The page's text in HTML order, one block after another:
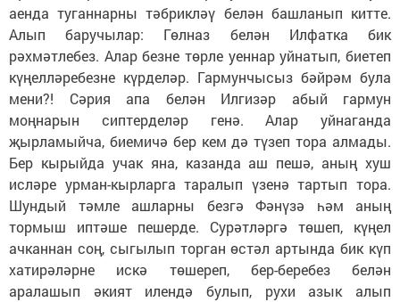
аенда туганнарны тәбрикләү белән башланып китте.
Алып баручылар: Гөлназ белән Илфатка бик
рәхмәтлебез. Алар безне төрле уеннар уйнатып, биетеп
күңелләребезне күрделәр. Гармунчысыз бәйрәм була
мени?! Сәрия апа белән Илгизәр абый гармун
моңнарын сиптерделәр генә. Алар уйнаганда
җырламыйча, биемичә бер кем дә түзеп тора алмады.
Бер кырыйда учак яна, казанда аш пешә, аның хуш
исләре урман-кырларга таралып үзенә тартып тора.
Шундый тәмле ашларны безгә Фәнүзә һәм аның
тормыш иптәше пешерде. Сурәтләргә төшеп, күңел
ачканнан соң, сыгылып торган өстәл артында бик күп
хатирәләрне искә төшереп, бер-беребез белән
аралашып әкият илендә булып, рухи азык алып